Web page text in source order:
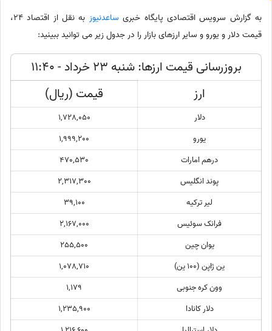
به گزارش سرویس اقتصادی پایگاه خبری ساعدنیوز
به نقل از اقتصاد 24،
قیمت دلار و یورو و سایر ارزهای بازار را در جدول زیر می توانید ببینید:
بروزرسانی قیمت ارزها: شنبه 23 خرداد - 11:40
ارز
قیمت (ریال)
دلار
1,728,050
یورو
1,999,200
درهم امارات
470,530
پوند انگلیس
2,317,300
لیر ترکیه
39,100
فرانک سوئیس
2,167,000
یوان چین
255,500
ین ژاپن (100 ین)
1,078,710
وون کره جنوبی
1,179
دلار کانادا
1,235,900